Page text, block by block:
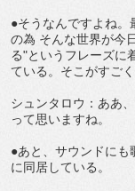
●そうなんですよね
の為 そんな世界が今
る"というフレーズに
ている。そこがすご
シュンタロウ：ああ
って思いますね。
●あと、サウンドにも
に同居している。